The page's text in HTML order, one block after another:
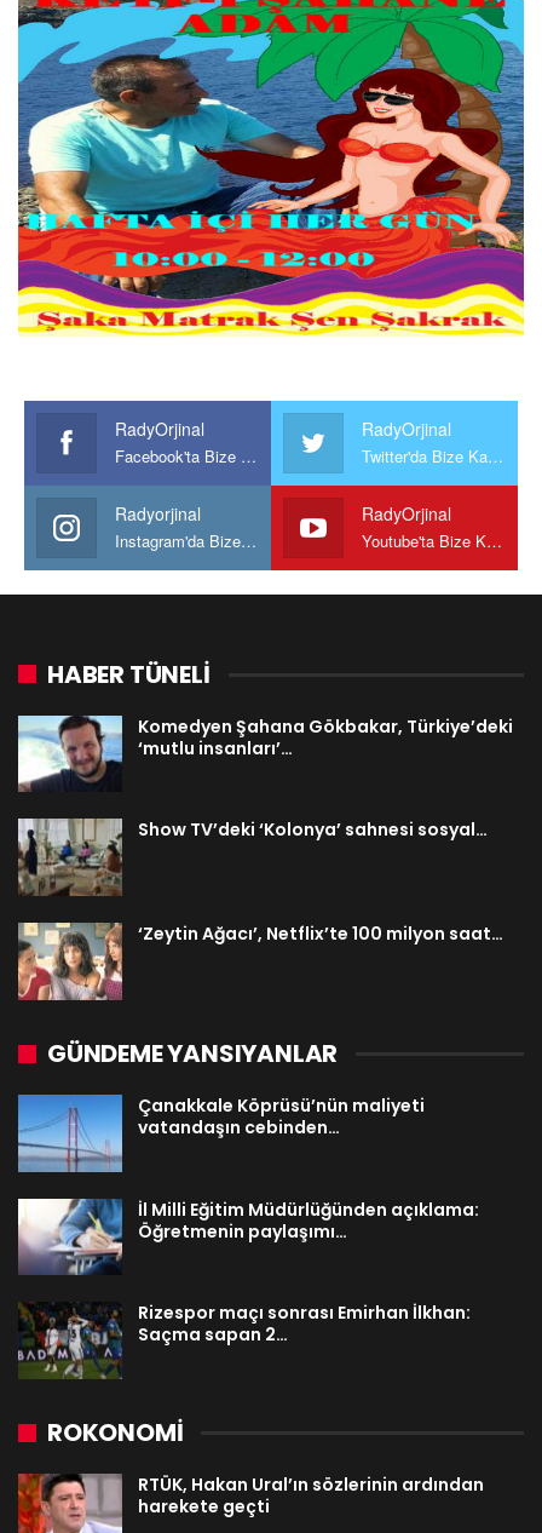
RadyOrjinal
Facebook'ta Bize Katılın
RadyOrjinal
Twitter'da Bize Katılın
Radyorjinal
Instagram'da Bize katılın
RadyOrjinal
Youtube'ta Bize Katılın
HABER TÜNELİ
Komedyen Şahana Gökbakar, Türkiye’deki
‘mutlu insanları’…
Show TV’deki ‘Kolonya’ sahnesi sosyal…
‘Zeytin Ağacı’, Netflix’te 100 milyon saat…
GÜNDEME YANSIYANLAR
Çanakkale Köprüsü’nün maliyeti
vatandaşın cebinden…
İl Milli Eğitim Müdürlüğünden açıklama:
Öğretmenin paylaşımı…
Rizespor maçı sonrası Emirhan İlkhan:
Saçma sapan 2…
ROKONOMİ
RTÜK, Hakan Ural’ın sözlerinin ardından
harekete geçti